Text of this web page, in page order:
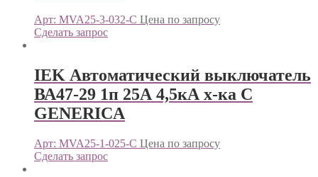
Арт: MVA25-3-032-C Цена по запросу
Сделать запрос
IEK Автоматический выключатель
ВА47-29 1п 25А 4,5кА х-ка С
GENERICА
Арт: MVA25-1-025-C Цена по запросу
Сделать запрос